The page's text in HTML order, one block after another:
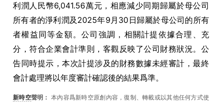
利潤人民幣6,041.56萬元，相應減少同期歸屬於母公司
所有者的淨利潤及2025年9月30日歸屬於母公司的所有
者權益同等金額。公司強調，相關計提依據合理、充
分，符合企業會計準則，客觀反映了公司財務狀況。公
告同時提示，本次計提涉及的財務數據未經審計，最終
會計處理將以年度審計確認後的結果爲準。
新時空聲明： 本內容爲新時空原創內容，復制、轉載或以其他任何方式使